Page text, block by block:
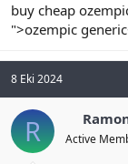
buy cheap
">ozempic
8 Eki 2024
R Active